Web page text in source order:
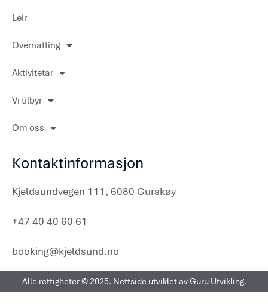
k
Leir
Overnatting
Aktivitetar
Vi tilbyr
Om oss
Kontaktinformasjon
Kjeldsundvegen 111, 6080 Gurskøy
+47 40 40 60 61
booking@kjeldsund.no
Alle rettigheter © 2025. Nettside utviklet av Guru Utvikling.